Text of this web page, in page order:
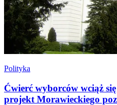
Polityka
Ćwierć wyborców wciąż
projekt Morawieckiego